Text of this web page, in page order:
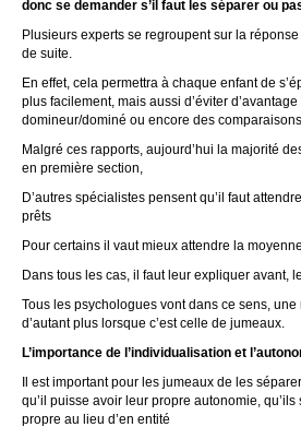
donc se demander s’il faut les séparer ou
Plusieurs experts se regroupent sur la
de suite.
En effet, cela permettra à chaque enfant de
plus facilement, mais aussi d’éviter
domineur/dominé ou encore des comparaisons
Malgré ces rapports, aujourd’hui la majorité
en première section,
D’autres spécialistes pensent qu’il faut
prêts
Pour certains il vaut mieux attendre la
Dans tous les cas, il faut leur expliquer avant,
Tous les psychologues vont dans ce sens,
d’autant plus lorsque c’est celle de jumeaux.
L’importance de l’individualisation et
Il est important pour les jumeaux de les
qu’il puisse avoir leur propre autonomie,
propre au lieu d’en entité